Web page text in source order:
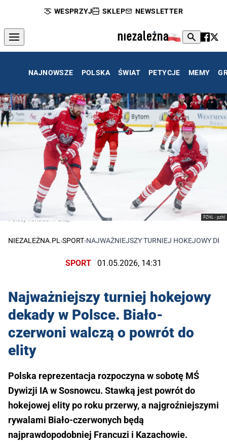
WESPRZYJ SKLEP NEWSLETTER
NAJNOWSZE POLSKA ŚWIAT PETYCJE MEMY
PZHL - pzhl
Polscy hokeiści w akcji
NIEZALEŻNA.PL ›SPORT›NAJWAŻNIEJSZY TURNIEJ HOKEJOWY
SPORT 01.05.2026, 14:31
Najważniejszy turniej hokejowy
dekady w Polsce. Biało-
czerwoni walczą o powrót do
elity
Polska reprezentacja rozpoczyna w sobotę MŚ
Dywizji IA w Sosnowcu. Stawką jest powrót do
hokejowej elity po roku przerwy, a najgroźniejszymi
rywalami Biało-czerwonych będą
najprawdopodobniej Francuzi i Kazachowie.